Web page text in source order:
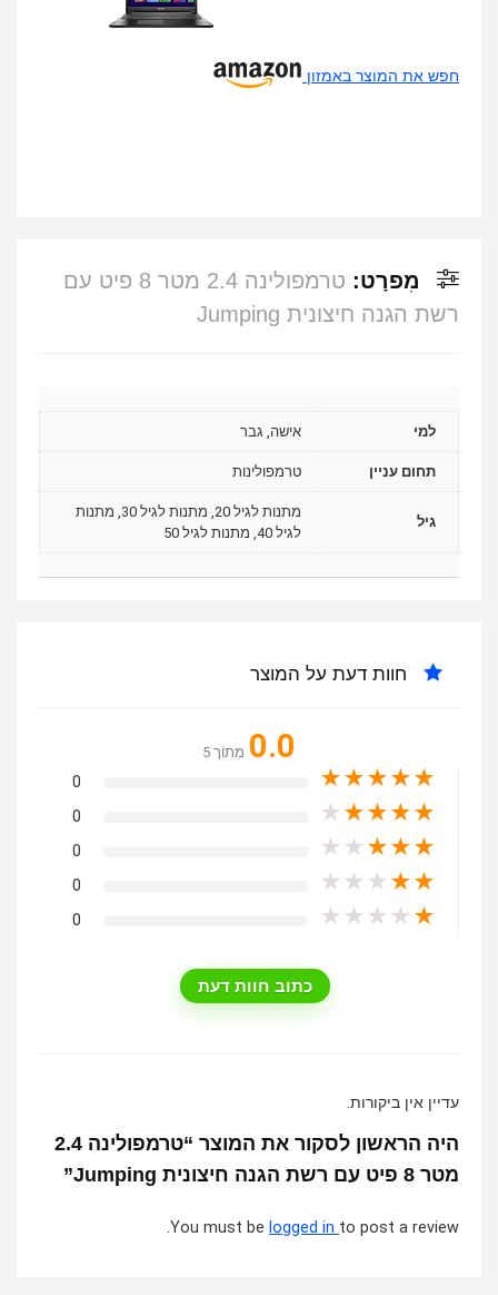
חפש את המוצר באמזון
מִפרָט:
טרמפולינה 2.4 מטר 8 פיט עם
רשת הגנה חיצונית Jumping
למי אישה, גבר
תחום עניין טרמפולינות
גיל
מתנות לגיל 20, מתנות לגיל 30, מתנות
לגיל 40, מתנות לגיל 50
חוות דעת על המוצר
0.0 מִתוֹך 5
★
★
★
★
★
0
★
★
★
★
★
0
★
★
★
★
★
0
★
★
★
★
★
0
★
★
★
★
★
0
כתוב חוות דעת
עדיין אין ביקורות.
היה הראשון לסקור את המוצר “טרמפולינה 2.4
מטר 8 פיט עם רשת הגנה חיצונית Jumping”
You must be logged in to post a review.